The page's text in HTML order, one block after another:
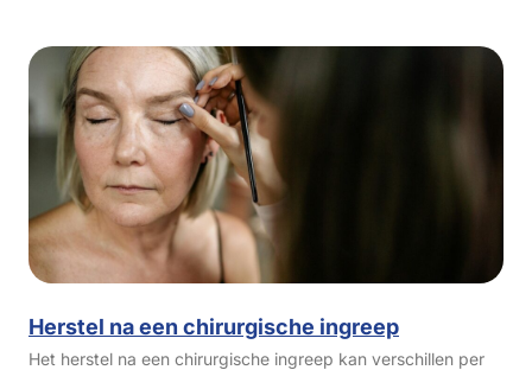
Herstel na een chirurgische ingreep
Het herstel na een chirurgische ingreep kan verschillen per